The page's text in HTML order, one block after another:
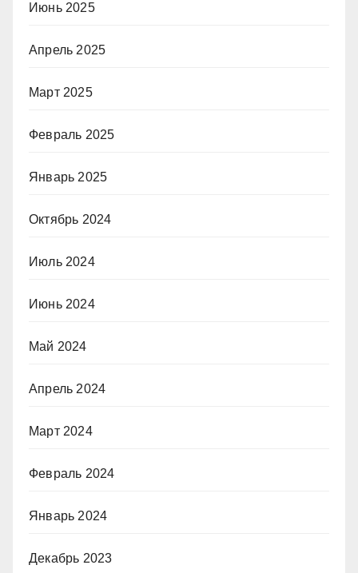
Июнь 2025
Апрель 2025
Март 2025
Февраль 2025
Январь 2025
Октябрь 2024
Июль 2024
Июнь 2024
Май 2024
Апрель 2024
Март 2024
Февраль 2024
Январь 2024
Декабрь 2023